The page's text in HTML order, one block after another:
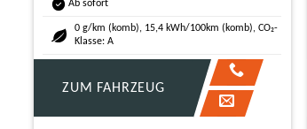
Ab sofort
0 g/km (komb), 15,4 kWh/100km (komb), CO₂-
Klasse: A
ZUM FAHRZEUG